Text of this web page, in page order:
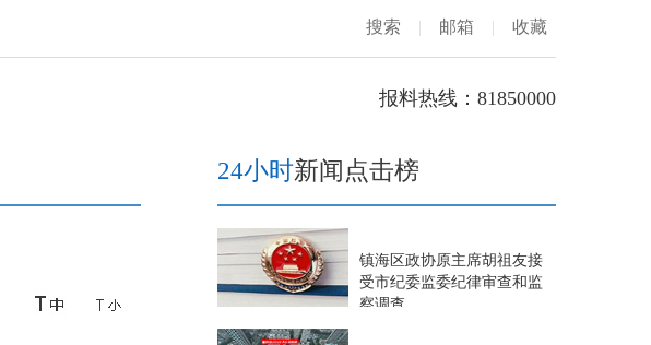
搜索 | 邮箱 | 收藏
报料热线：81850000
24小时新闻点击榜
镇海区政协原主席胡祖友接
受市纪委监委纪律审查和监
察调查